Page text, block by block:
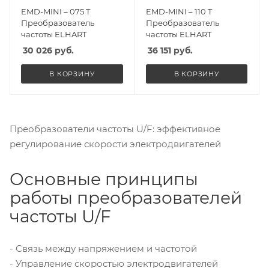
EMD-MINI – 075 T
Преобразователь
частоты ELHART
30 026 руб.
В КОРЗИНУ
EMD-MINI – 110 T
Преобразователь
частоты ELHART
36 151руб.
В КОРЗИНУ
Преобразователи частоты U/F: эффективное
регулирование скорости электродвигателей
Основные принципы
работы преобразователей
частоты U/F
- Связь между напряжением и частотой
- Управление скоростью электродвигателей